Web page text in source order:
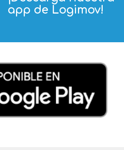
app de Logimov!